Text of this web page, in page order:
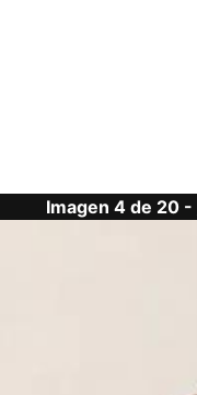
Imagen 4 de 20 -